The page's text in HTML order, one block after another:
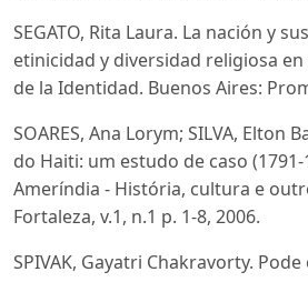
SEGATO, Rita Laura. La nación y
etinicidad y diversidad religiosa
de la Identidad. Buenos Aires:
SOARES, Ana Lorym; SILVA, Elton
do Haiti: um estudo de caso (1791-
Ameríndia - História, cultura e
Fortaleza, v.1, n.1 p. 1-8, 2006.
SPIVAK, Gayatri Chakravorty.